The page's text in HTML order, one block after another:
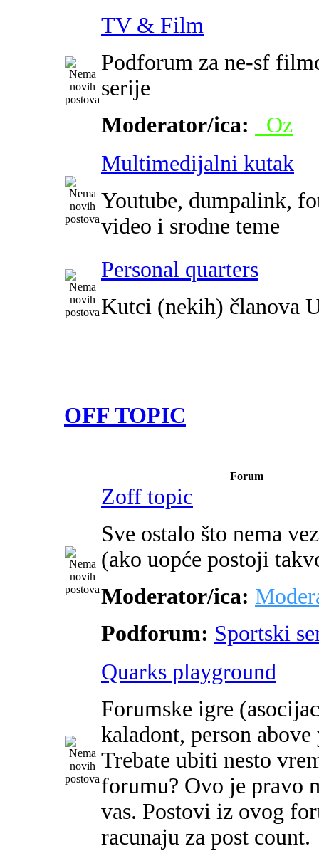
TV & Film
Podforum za ne-sf
serije
Moderator/ica:
_Oz
Multimedijalni kutak
Youtube, dumpalink,
video i srodne teme
Personal quarters
Kutci (nekih) članova
OFF TOPIC
Forum
Zoff topic
Sve ostalo što nema
(ako uopće postoji
Moderator/ica:
Podforum: Sportski
Quarks playground
Forumske igre
kaladont, person
Trebate ubiti nesto
forumu? Ovo je pravo
vas. Postovi iz ovog
racunaju za post count.